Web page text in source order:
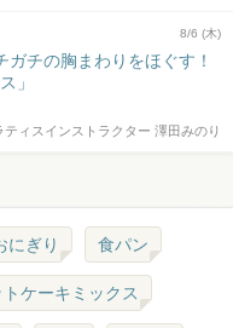
8/6 (木)
ガチの胸まわりをほぐす！
」
ティスインストラクター 澤田みのり
にぎり 食パン
トケーキミックス